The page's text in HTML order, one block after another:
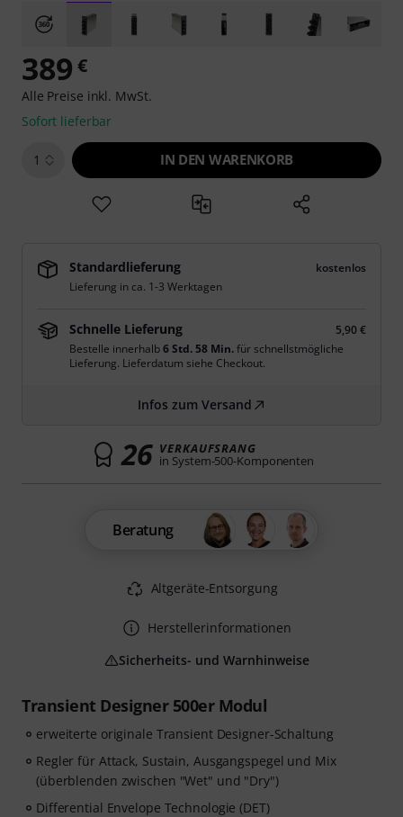
Transient Designer 500er Modul
erweiterte originale Transient Designer-Schaltung
Regler für Attack, Sustain, Ausgangspegel und Mix
(überblenden zwischen "Wet" und "Dry")
Differential Envelope Technologie (DET)
389 €
Alle Preise inkl. MwSt.
Sofort lieferbar
1 IN DEN WARENKORB
Standardlieferung
kostenlos
Lieferung in ca. 1-3 Werktagen
Schnelle Lieferung
5,90 €
Bestelle innerhalb6 Std. 58 Min.für schnellstmögliche
Lieferung. Lieferdatum siehe Checkout.
Infos zum Versand
26 VERKAUFSRANG
in System-500-Komponenten
Beratung
Altgeräte-Entsorgung
Herstellerinformationen
Sicherheits- und Warnhinweise